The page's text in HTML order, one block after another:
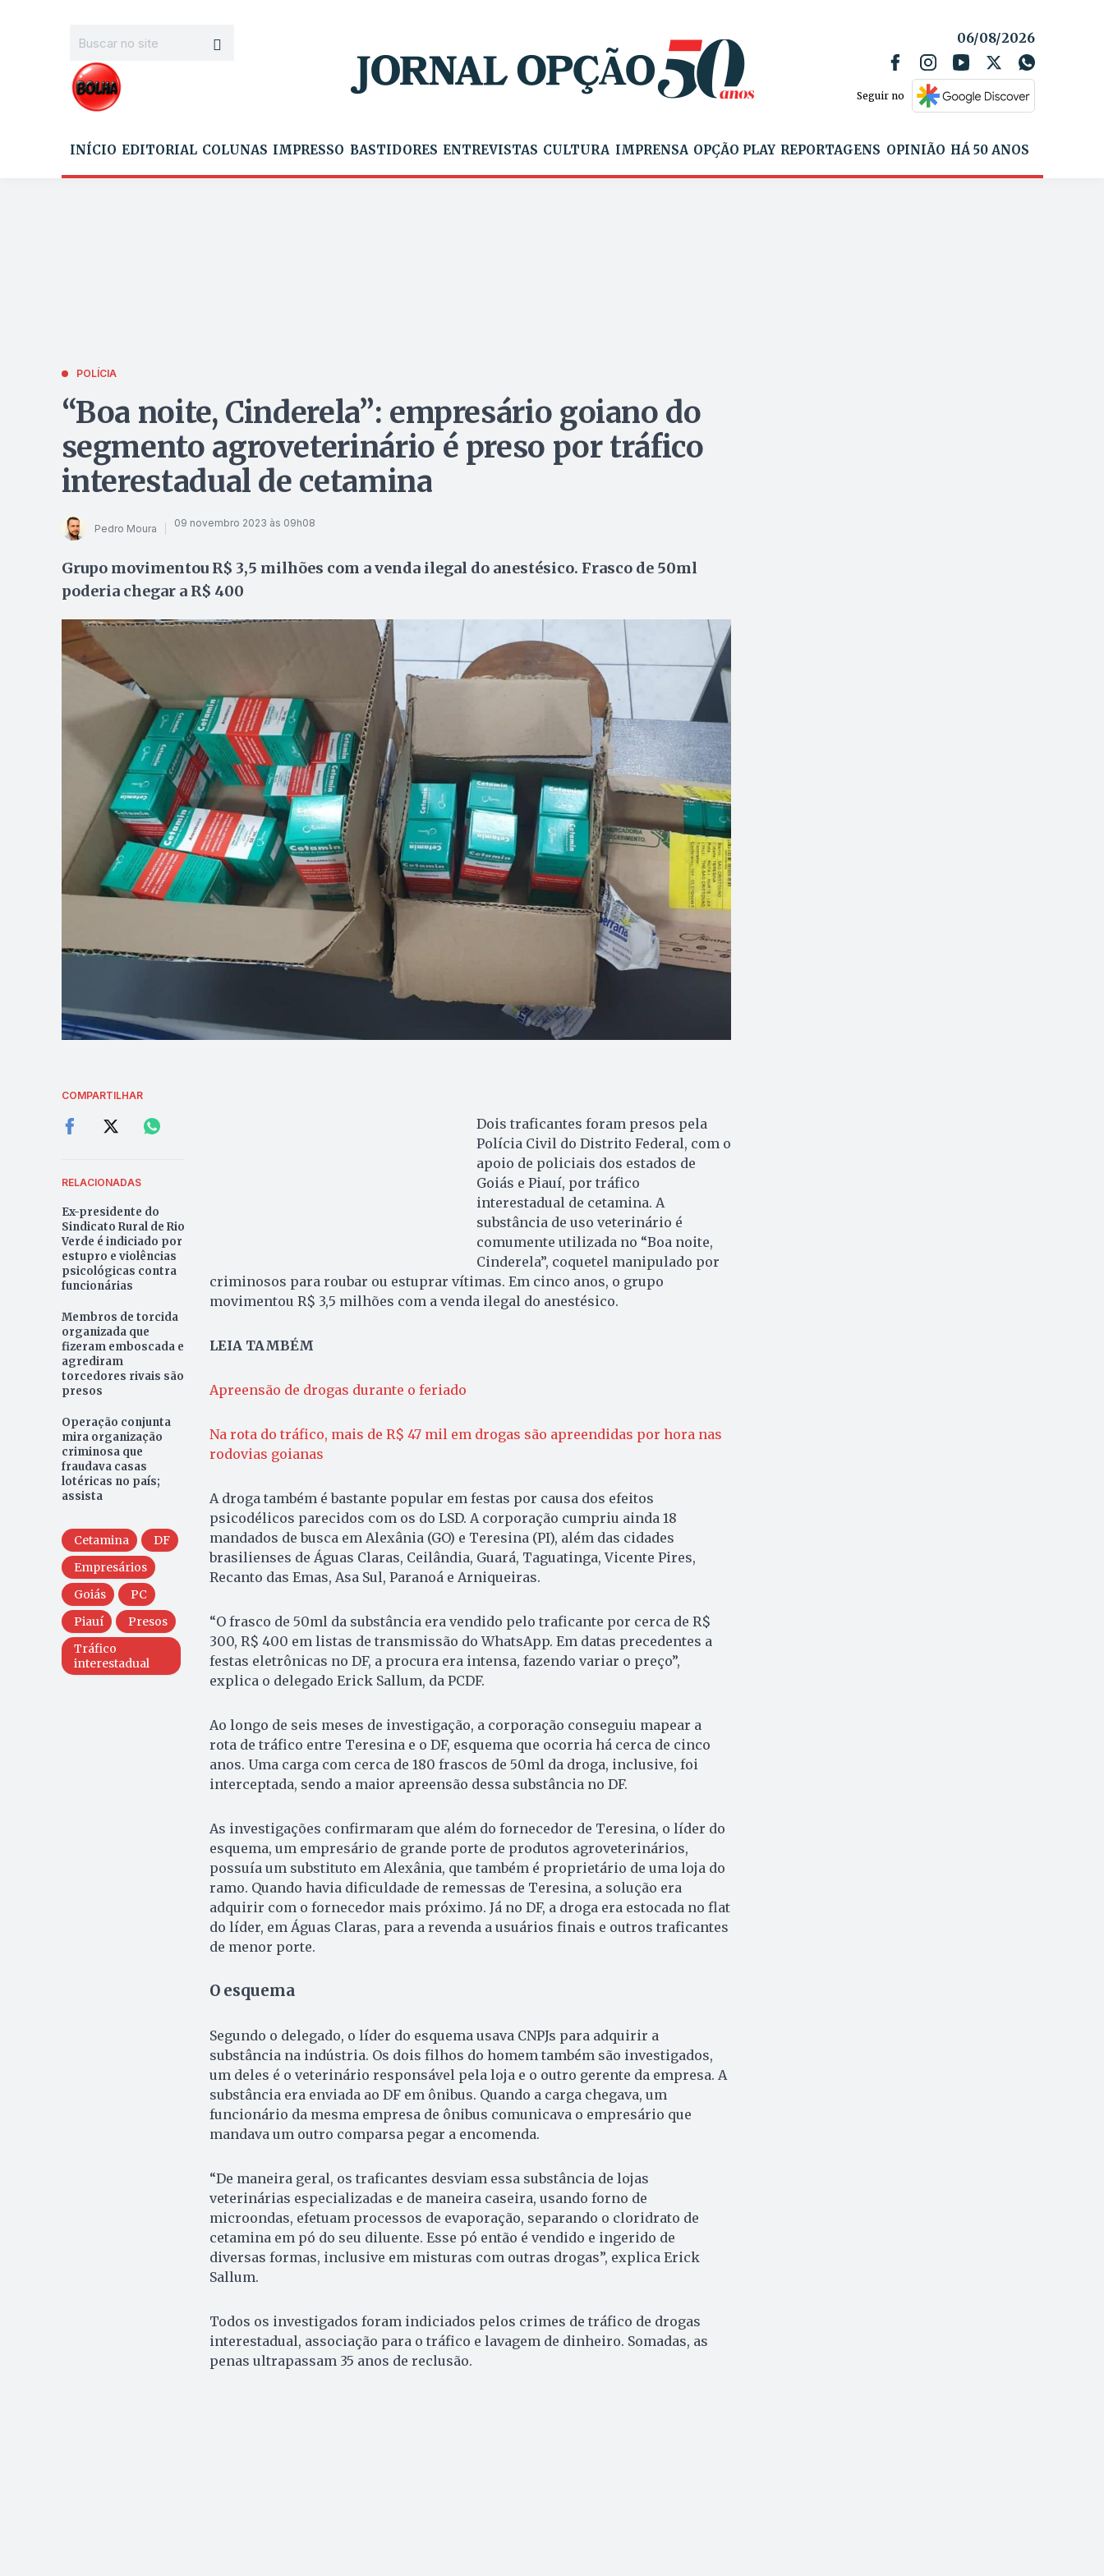
06/08/2026
Seguir no
INÍCIO EDITORIAL COLUNAS IMPRESSO BASTIDORES ENTREVISTAS CULTURA IMPRENSA OPÇÃO PLAY REPORTAGENS OPINIÃO HÁ 50 ANOS
POLÍCIA
“Boa noite, Cinderela”: empresário goiano do
segmento agroveterinário é preso por tráfico
interestadual de cetamina
Pedro Moura 09 novembro 2023 às 09h08
Grupo movimentou R$ 3,5 milhões com a venda ilegal do anestésico. Frasco de 50ml
poderia chegar a R$ 400
COMPARTILHAR
RELACIONADAS
Ex-presidente do
Sindicato Rural de Rio
Verde é indiciado por
estupro e violências
psicológicas contra
funcionárias
Membros de torcida
organizada que
fizeram emboscada e
agrediram
torcedores rivais são
presos
Operação conjunta
mira organização
criminosa que
fraudava casas
lotéricas no país;
assista
Cetamina
DF
Empresários
Goiás
PC
Piauí
Presos
Tráfico
interestadual
Dois traficantes foram presos pela
Polícia Civil do Distrito Federal, com o
apoio de policiais dos estados de
Goiás e Piauí, por tráfico
interestadual de cetamina. A
substância de uso veterinário é
comumente utilizada no “Boa noite,
Cinderela”, coquetel manipulado por
criminosos para roubar ou estuprar vítimas. Em cinco anos, o grupo
movimentou R$ 3,5 milhões com a venda ilegal do anestésico.
LEIA TAMBÉM
Apreensão de drogas durante o feriado
Na rota do tráfico, mais de R$ 47 mil em drogas são apreendidas por hora nas
rodovias goianas
A droga também é bastante popular em festas por causa dos efeitos
psicodélicos parecidos com os do LSD. A corporação cumpriu ainda 18
mandados de busca em Alexânia (GO) e Teresina (PI), além das cidades
brasilienses de Águas Claras, Ceilândia, Guará, Taguatinga, Vicente Pires,
Recanto das Emas, Asa Sul, Paranoá e Arniqueiras.
“O frasco de 50ml da substância era vendido pelo traficante por cerca de R$
300, R$ 400 em listas de transmissão do WhatsApp. Em datas precedentes a
festas eletrônicas no DF, a procura era intensa, fazendo variar o preço”,
explica o delegado Erick Sallum, da PCDF.
Ao longo de seis meses de investigação, a corporação conseguiu mapear a
rota de tráfico entre Teresina e o DF, esquema que ocorria há cerca de cinco
anos. Uma carga com cerca de 180 frascos de 50ml da droga, inclusive, foi
interceptada, sendo a maior apreensão dessa substância no DF.
As investigações confirmaram que além do fornecedor de Teresina, o líder do
esquema, um empresário de grande porte de produtos agroveterinários,
possuía um substituto em Alexânia, que também é proprietário de uma loja do
ramo. Quando havia dificuldade de remessas de Teresina, a solução era
adquirir com o fornecedor mais próximo. Já no DF, a droga era estocada no flat
do líder, em Águas Claras, para a revenda a usuários finais e outros traficantes
de menor porte.
O esquema
Segundo o delegado, o líder do esquema usava CNPJs para adquirir a
substância na indústria. Os dois filhos do homem também são investigados,
um deles é o veterinário responsável pela loja e o outro gerente da empresa. A
substância era enviada ao DF em ônibus. Quando a carga chegava, um
funcionário da mesma empresa de ônibus comunicava o empresário que
mandava um outro comparsa pegar a encomenda.
“De maneira geral, os traficantes desviam essa substância de lojas
veterinárias especializadas e de maneira caseira, usando forno de
microondas, efetuam processos de evaporação, separando o cloridrato de
cetamina em pó do seu diluente. Esse pó então é vendido e ingerido de
diversas formas, inclusive em misturas com outras drogas”, explica Erick
Sallum.
Todos os investigados foram indiciados pelos crimes de tráfico de drogas
interestadual, associação para o tráfico e lavagem de dinheiro. Somadas, as
penas ultrapassam 35 anos de reclusão.